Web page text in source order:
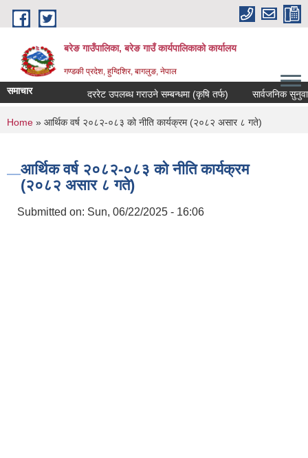
Skip to main content
बरेङ गाउँपालिका, बरेङ गाउँ कार्यपालिकाको कार्यालय
गण्डकी प्रदेश, हुग्दिशिर, बागलुङ, नेपाल
समाचार दररेट उपलब्ध गराउने सम्बन्धमा (कृषि तर्फ) सार्वजनिक सुनुवाइ
You are here
Home » आर्थिक वर्ष २०८२-०८३ को नीति कार्यक्रम (२०८२ असार ८ गते)
आर्थिक वर्ष २०८२-०८३ को नीति कार्यक्रम
(२०८२ असार ८ गते)
Submitted on: Sun, 06/22/2025 - 16:06